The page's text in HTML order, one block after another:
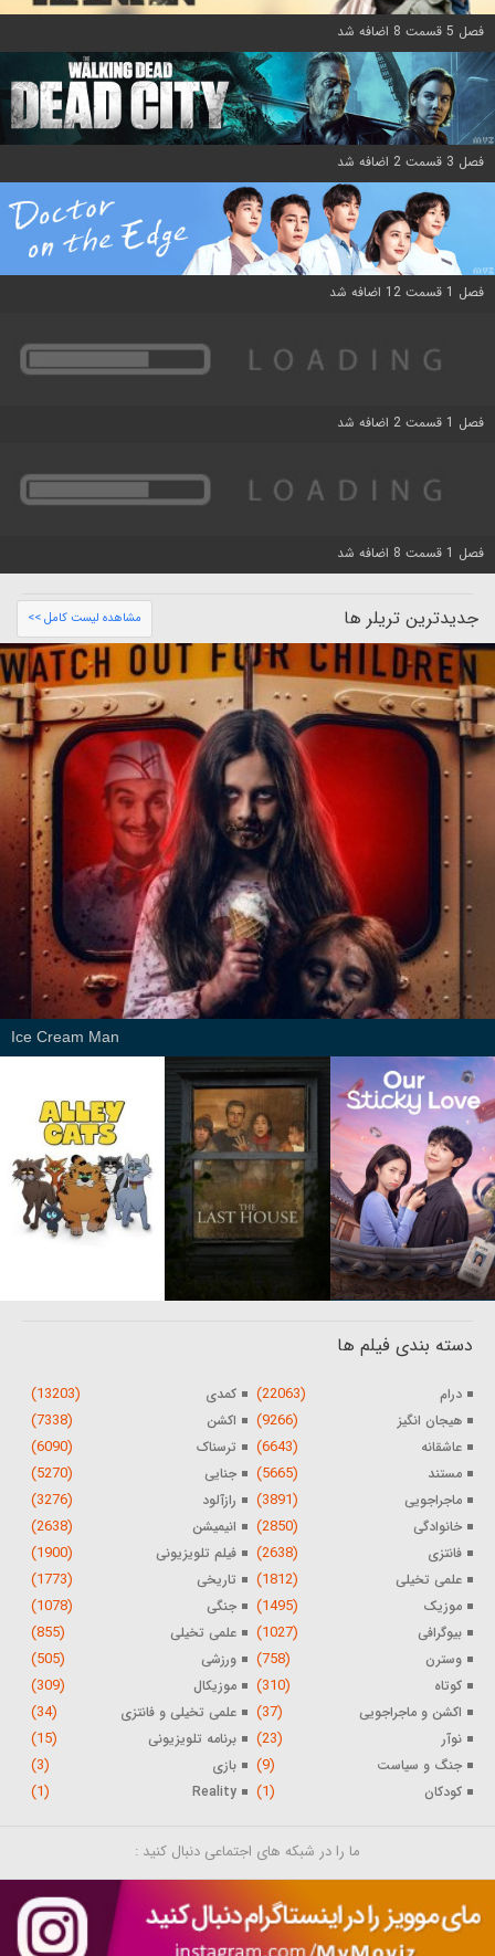
فصل 5 قسمت 8 اضافه شد
فصل 3 قسمت 2 اضافه شد
فصل 1 قسمت 12 اضافه شد
فصل 1 قسمت 2 اضافه شد
فصل 1 قسمت 8 اضافه شد
جدیدترین تریلر ها مشاهده لیست کامل >>
Ice Cream Man
دسته بندی فیلم ها
درام (22063) کمدی (13203)
هیجان انگیز (9266) اکشن (7338)
عاشقانه (6643) ترسناک (6090)
مستند (5665) جنایی (5270)
ماجراجویی (3891) رازآلود (3276)
خانوادگی (2850) انیمیشن (2638)
فانتزی (2638) فیلم تلویزیونی (1900)
علمی تخیلی (1812) تاریخی (1773)
موزیک (1495) جنگی (1078)
بیوگرافی (1027) علمی تخیلی (855)
وسترن (758) ورزشی (505)
کوتاه (310) موزیکال (309)
اکشن و ماجراجویی (37) علمی تخیلی و فانتزی (34)
نوآر (23) برنامه تلویزیونی (15)
جنگ و سیاست (9) بازی (3)
کودکان (1)
Reality
(1)
ما را در شبکه های اجتماعی دنبال کنید :